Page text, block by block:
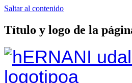
Saltar al contenido
Título y logo de la